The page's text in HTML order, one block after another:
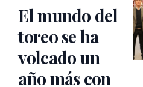
El mundo del
toreo se ha
volcado un
año más con